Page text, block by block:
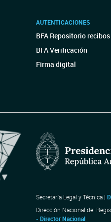
AUTENTICACIONES
BFA Repositorio recibos
BFA Verificación
Firma digital
Secretaría Legal y Técnica |
Dirección Nacional del
- Director Nacional